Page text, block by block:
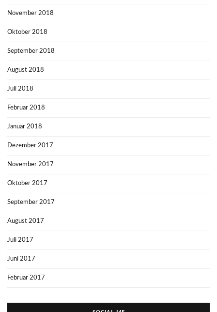
November 2018
Oktober 2018
September 2018
August 2018
Juli 2018
Februar 2018
Januar 2018
Dezember 2017
November 2017
Oktober 2017
September 2017
August 2017
Juli 2017
Juni 2017
Februar 2017